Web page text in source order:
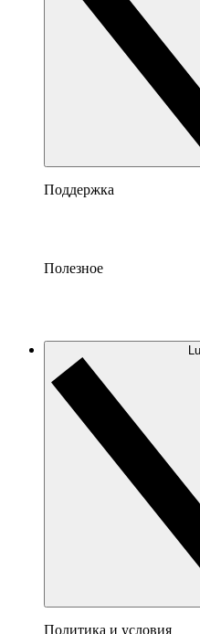
Поддержка
Полезное
Политика и условия